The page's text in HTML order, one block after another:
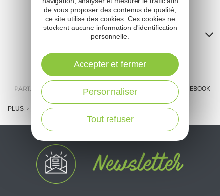
Contacts
PARTAGER : E-MAIL MESSENGER FACEBOOK
PLUS
de vous proposer des contenus de qualité,
ce site utilise des cookies. Ces cookies ne
stockent aucune information d'identification
personnelle.
Tout refuser
Personnaliser
Accepter et fermer